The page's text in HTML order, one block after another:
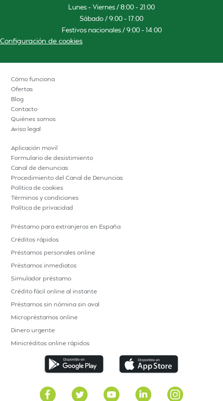
Lunes – Viernes / 8:00 – 21:00
Sábado / 9:00 – 17:00
Festivos nacionales / 9:00 – 14:00
Configuración de cookies
Cómo funciona
Ofertas
Blog
Contacto
Quiénes somos
Aviso legal
Aplicación movil
Formulario de desistimiento
Canal de denuncias
Procedimiento del Canal de Denuncias
Política de cookies
Términos y condiciones
Política de privacidad
Préstamo para extranjeros en España
Créditos rápidos
Préstamos personales online
Préstamos inmediatos
Simulador préstamo
Crédito fácil online al instante
Préstamos sin nómina sin aval
Micropréstamos online
Dinero urgente
Minicréditos online rápidos